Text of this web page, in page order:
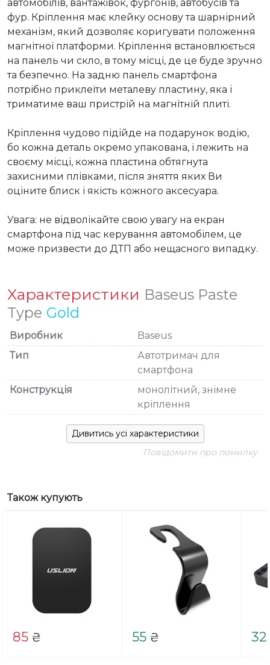
автомобілів, вантажівок, фургонів, автобусів та
фур. Кріплення має клейку основу та шарнірний
механізм, який дозволяє коригувати положення
магнітної платформи. Кріплення встановлюється
на панель чи скло, в тому місці, де це буде зручно
та безпечно. На задню панель смартфона
потрібно приклеїти металеву пластину, яка і
триматиме ваш пристрій на магнітній плиті.
Кріплення чудово підійде на подарунок водію,
бо кожна деталь окремо упакована, і лежить на
своєму місці, кожна пластина обтягнута
захисними плівками, після зняття яких Ви
оціните блиск і якість кожного аксесуара.
Увага: не відволікайте свою увагу на екран
смартфона під час керування автомобілем, це
може призвести до ДТП або нещасного випадку.
Характеристики Baseus Paste
Type Gold
Виробник
Baseus
Тип
Автотримач для
смартфона
Конструкція
монолітний, знімне
кріплення
Дивитись усі характеристики
Повідомити про помилку
Також купують
85 ₴ 55 ₴